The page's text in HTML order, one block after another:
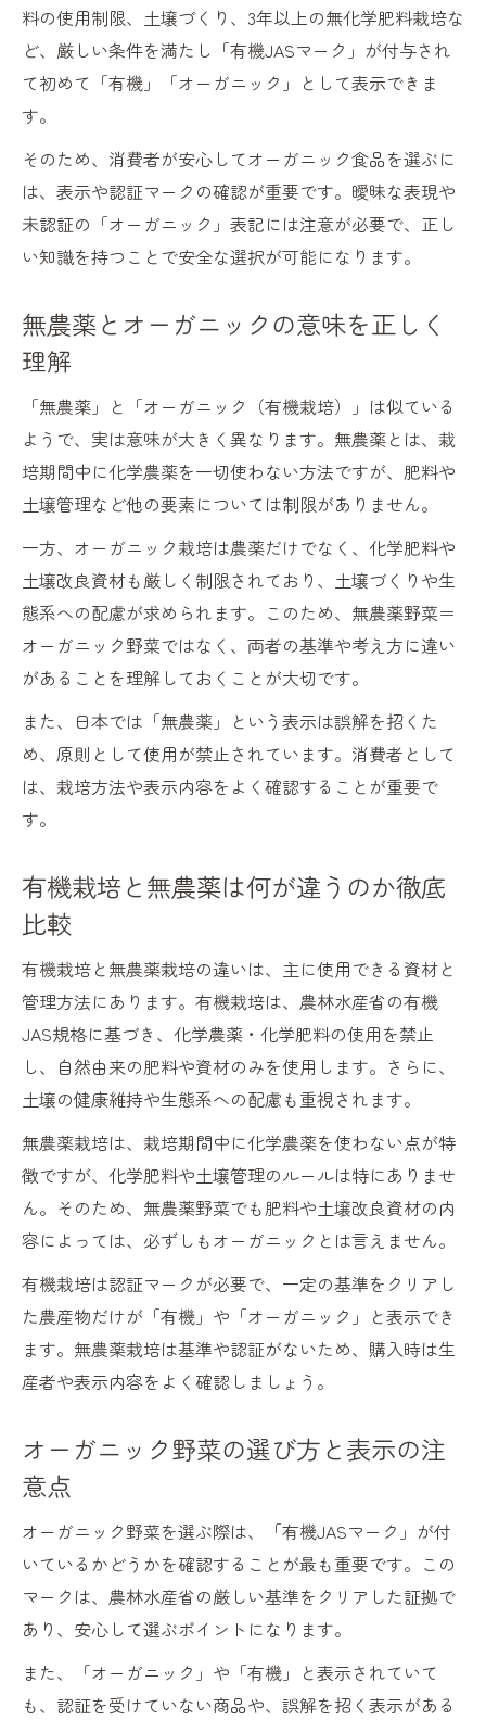
料の使用制限、土壌づくり、3年以上の無化学肥料栽培な
ど、厳しい条件を満たし「有機JASマーク」が付与され
て初めて「有機」「オーガニック」として表示できま
す。
そのため、消費者が安心してオーガニック食品を選ぶに
は、表示や認証マークの確認が重要です。曖昧な表現や
未認証の「オーガニック」表記には注意が必要で、正し
い知識を持つことで安全な選択が可能になります。
無農薬とオーガニックの意味を正しく
理解
「無農薬」と「オーガニック（有機栽培）」は似ている
ようで、実は意味が大きく異なります。無農薬とは、栽
培期間中に化学農薬を一切使わない方法ですが、肥料や
土壌管理など他の要素については制限がありません。
一方、オーガニック栽培は農薬だけでなく、化学肥料や
土壌改良資材も厳しく制限されており、土壌づくりや生
態系への配慮が求められます。このため、無農薬野菜＝
オーガニック野菜ではなく、両者の基準や考え方に違い
があることを理解しておくことが大切です。
また、日本では「無農薬」という表示は誤解を招くた
め、原則として使用が禁止されています。消費者として
は、栽培方法や表示内容をよく確認することが重要で
す。
有機栽培と無農薬は何が違うのか徹底
比較
有機栽培と無農薬栽培の違いは、主に使用できる資材と
管理方法にあります。有機栽培は、農林水産省の有機
JAS規格に基づき、化学農薬・化学肥料の使用を禁止
し、自然由来の肥料や資材のみを使用します。さらに、
土壌の健康維持や生態系への配慮も重視されます。
無農薬栽培は、栽培期間中に化学農薬を使わない点が特
徴ですが、化学肥料や土壌管理のルールは特にありませ
ん。そのため、無農薬野菜でも肥料や土壌改良資材の内
容によっては、必ずしもオーガニックとは言えません。
有機栽培は認証マークが必要で、一定の基準をクリアし
た農産物だけが「有機」や「オーガニック」と表示でき
ます。無農薬栽培は基準や認証がないため、購入時は生
産者や表示内容をよく確認しましょう。
オーガニック野菜の選び方と表示の注
意点
オーガニック野菜を選ぶ際は、「有機JASマーク」が付
いているかどうかを確認することが最も重要です。この
マークは、農林水産省の厳しい基準をクリアした証拠で
あり、安心して選ぶポイントになります。
また、「オーガニック」や「有機」と表示されていて
も、認証を受けていない商品や、誤解を招く表示がある